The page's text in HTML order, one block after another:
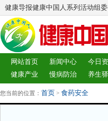
健康导报健康中国人系列活动组
网站首页 新闻中心 今日
健康产业
慢病防治 养生
您当前的位置： 首页 > 食药安全